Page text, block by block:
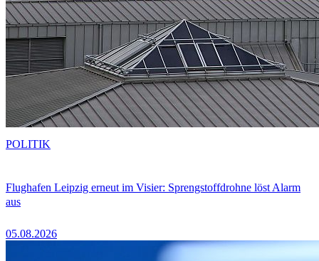
Flughafen Leipzig erneut im Visier: Sprengstoffdrohne löst Alarm
aus
05.08.2026
POLITIK